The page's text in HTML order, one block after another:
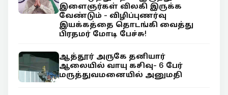
இளைஞர்கள் விலகி இருக்க
வேண்டும் - விழிப்புணர்வு
இயக்கத்தை தொடங்கி வைத்து
பிரதமர் மோடி பேச்சு!
ஆத்தூர் அருகே தனியார்
ஆலையில் வாயு கசிவு- 6 பேர்
மருத்துவமனையில் அனுமதி